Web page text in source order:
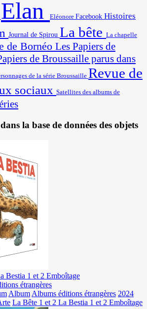
Elan Eléonore Facebook Histoires
Journal de Spirou La bête La chapelle
de Bornéo Les Papiers de
de Broussaille parus dans
de la série Broussaille Revue de
sociaux Satellites des albums de
la base de données des objets
Bestia 1 et 2 Emboîtage
étrangères
Album Albums éditions étrangères 2024
La Bête 1 et 2 La Bestia 1 et 2 Emboîtage